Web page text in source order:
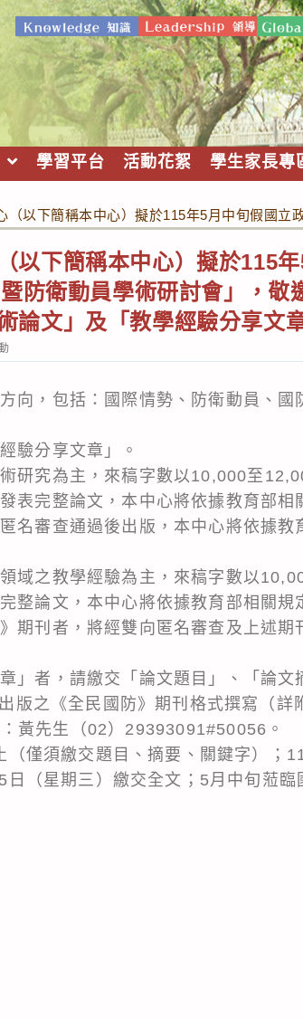
學習平台 活動花絮 學生家長專
（以下簡稱本中心）擬於115年5月中旬假國
以下簡稱本中心）擬於115
防衛動員學術研討會」，敬
論文」及「教學經驗分享文
向，包括：國際情勢、防衛動員、國
驗分享文章」。
研究為主，來稿字數以10,000至
表完整論文，本中心將依據教育部相
名審查通過後出版，本中心將依據教
域之教學經驗為主，來稿字數以
整論文，本中心將依據教育部相關規
期刊者，將經雙向匿名審查及上述期
」者，請繳交「論文題目」、「論文
版之《全民國防》期刊格式撰寫（詳
黃先生（02）29393091#50056。
僅須繳交題目、摘要、關鍵字）；
（星期三）繳交全文；5月中旬蒞臨